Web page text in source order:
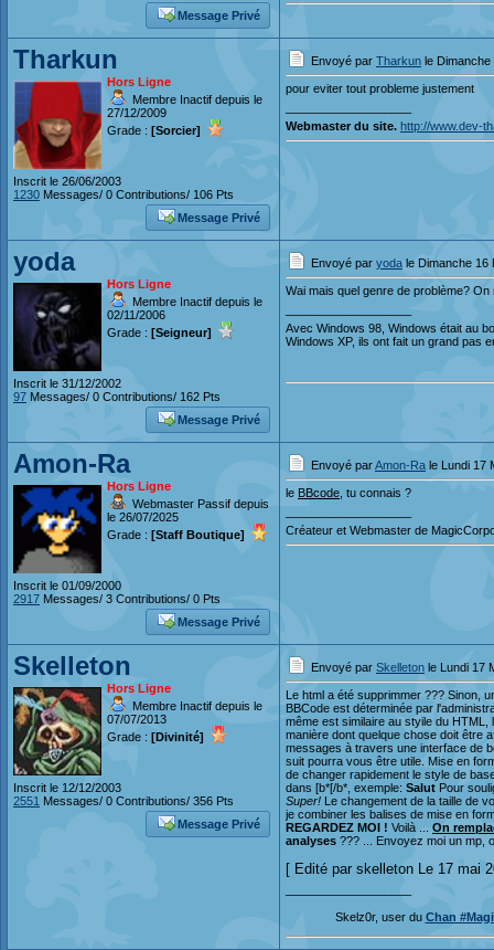
Message Privé
Tharkun
Hors Ligne
Membre Inactif depuis le
27/12/2009
Grade : [Sorcier]
Inscrit le 26/06/2003
1230 Messages/ 0 Contributions/ 106 Pts
Message Privé
Envoyé par Tharkun le Dimanche
pour eviter tout probleme justement
Webmaster du site. http://www.dev-
yoda
Hors Ligne
Membre Inactif depuis le
02/11/2006
Grade : [Seigneur]
Inscrit le 31/12/2002
97 Messages/ 0 Contributions/ 162 Pts
Message Privé
Envoyé par yoda le Dimanche 16
Wai mais quel genre de problème?
Avec Windows 98, Windows était au
Windows XP, ils ont fait un grand pas
Amon-Ra
Hors Ligne
Webmaster Passif depuis
le 26/07/2025
Grade : [Staff Boutique]
Inscrit le 01/09/2000
2917 Messages/ 3 Contributions/ 0 Pts
Message Privé
Envoyé parAmon-Ra le Lundi 17
le BBcode , tu connais ?
Créateur et Webmaster de
Skelleton
Hors Ligne
Membre Inactif depuis le
07/07/2013
Grade : [Divinité]
Inscrit le 12/12/2003
2551 Messages/ 0 Contributions/ 356 Pts
Message Privé
Envoyé par Skelleton le Lundi 17
Le html a été supprimmer ??? Sinon,
BBCode est déterminée par
même est similaire au styile du
manière dont quelque chose doit être
messages à travers une interface de
suit pourra vous être utile. Mise en
de changer rapidement le style de
dans [b*[/b*, exemple: Salut Pour
Super! Le changement de la taille de
je combiner les balises de mise en
REGARDEZ MOI ! Voilà ... On
analyses ??? ... Envoyez moi un mp,
[ Edité par skelleton Le 17 mai
Skelz0r, user du Chan